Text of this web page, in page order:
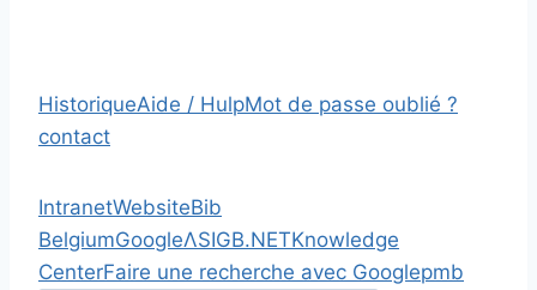
HistoriqueAide / HulpMot de passe oublié ?
contact
IntranetWebsiteBib
BelgiumGoogleΛSIGB.NETKnowledge
CenterFaire une recherche avec Googlepmb